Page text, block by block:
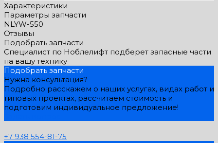
Характеристики
Параметры запчасти
NLYW-550
Отзывы
Подобрать запчасти
Специалист по Ноблелифт подберет запасные части
на вашу технику
Подобрать запчасти
Нужна консультация?
Подробно расскажем о наших услугах, видах работ и
типовых проектах, рассчитаем стоимость и
подготовим индивидуальное предложение!
+7 938 554-81-75